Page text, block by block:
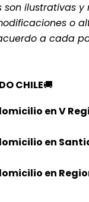
son ilustrativas y
o
a cada
CHILE🚚
en V
en
en